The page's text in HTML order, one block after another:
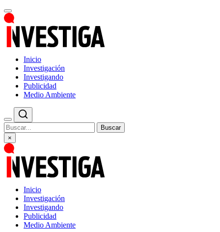
Inicio
Investigación
Investigando
Publicidad
Medio Ambiente
Buscar
×
Inicio
Investigación
Investigando
Publicidad
Medio Ambiente